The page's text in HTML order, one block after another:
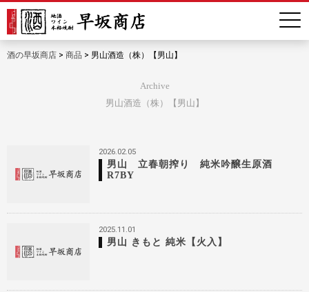
酒の早坂商店 > 商品 > 男山酒造（株）【男山】
Archive
男山酒造（株）【男山】
2026.02.05
男山 立春朝搾り 純米吟醸生原酒
R7BY
2025.11.01
男山 きもと 純米【火入】